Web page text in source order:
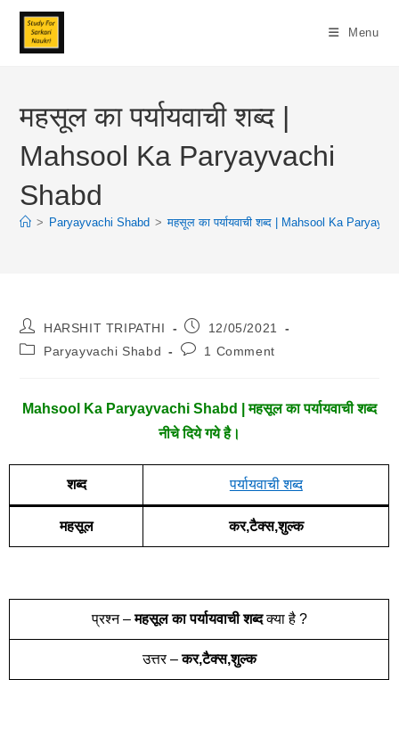
Skip
Content
Menu
महसूल का पर्यायवाची शब्द |
Mahsool Ka Paryayvachi
Shabd
> Paryayvachi Shabd > महसूल का पर्यायवाची शब्द | Mahsool Ka
Post
Author:
HARSHIT TRIPATHI
Post
Published:
12/05/2021
PostParyayvachi Shabd
Post1 Comment
Mahsool Ka Paryayvachi Shabd | महसूल का पर्यायवाची शब्द
नीचे दिये गये है।
शब्द पर्यायवाची शब्द
महसूल कर,टैक्स,शुल्क
प्रश्न –महसूल का पर्यायवाची शब्दक्या है ?
उत्तर –कर,टैक्स,शुल्क